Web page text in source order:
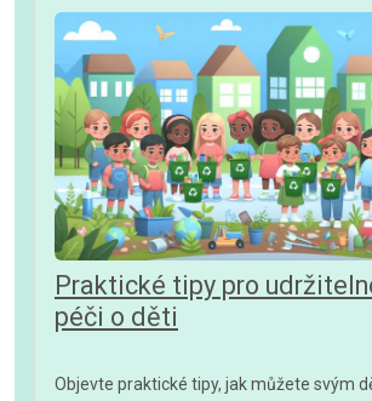
Praktické tipy pro
péči o děti
Objevte praktické tipy, jak můžete svým